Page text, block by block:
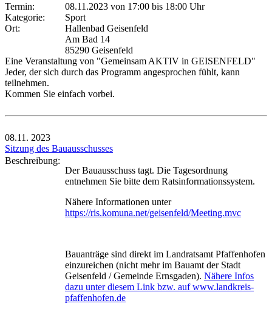
Termin:
08.11.2023 von 17:00 bis 18:00 Uhr
Kategorie:
Sport
Ort:
Hallenbad Geisenfeld
Am Bad 14
85290 Geisenfeld
Eine Veranstaltung von "Gemeinsam AKTIV in GEISENFELD"
Jeder, der sich durch das Programm angesprochen fühlt, kann
teilnehmen.
Kommen Sie einfach vorbei.
08.11. 2023
Sitzung des Bauausschusses
Beschreibung:
Der Bauausschuss tagt. Die Tagesordnung
entnehmen Sie bitte dem Ratsinformationssystem.
Nähere Informationen unter
https://ris.komuna.net/geisenfeld/Meeting.mvc
Bauanträge sind direkt im Landratsamt Pfaffenhofen
einzureichen (nicht mehr im Bauamt der Stadt
Geisenfeld / Gemeinde Ernsgaden). Nähere Infos
dazu unter diesem Link bzw. auf www.landkreis-
pfaffenhofen.de